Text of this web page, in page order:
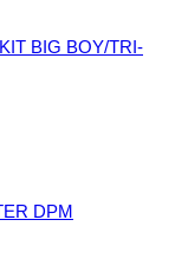
BIG BOY/TRI-
DPM